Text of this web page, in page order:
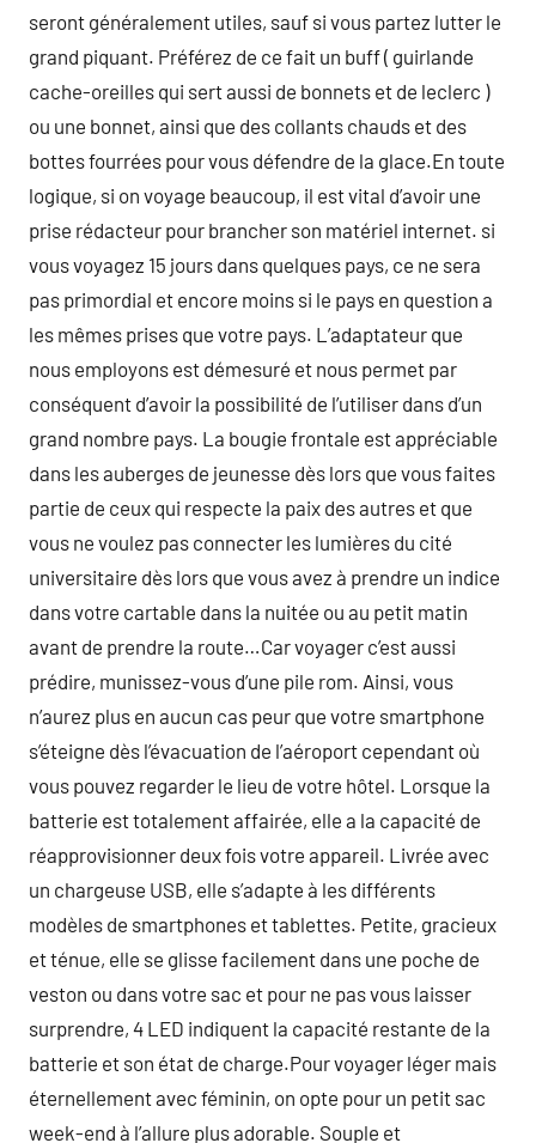
seront généralement utiles, sauf si vous partez lutter le
grand piquant. Préférez de ce fait un buff ( guirlande
cache-oreilles qui sert aussi de bonnets et de leclerc )
ou une bonnet, ainsi que des collants chauds et des
bottes fourrées pour vous défendre de la glace.En toute
logique, si on voyage beaucoup, il est vital d’avoir une
prise rédacteur pour brancher son matériel internet. si
vous voyagez 15 jours dans quelques pays, ce ne sera
pas primordial et encore moins si le pays en question a
les mêmes prises que votre pays. L’adaptateur que
nous employons est démesuré et nous permet par
conséquent d’avoir la possibilité de l’utiliser dans d’un
grand nombre pays. La bougie frontale est appréciable
dans les auberges de jeunesse dès lors que vous faites
partie de ceux qui respecte la paix des autres et que
vous ne voulez pas connecter les lumières du cité
universitaire dès lors que vous avez à prendre un indice
dans votre cartable dans la nuitée ou au petit matin
avant de prendre la route…Car voyager c’est aussi
prédire, munissez-vous d’une pile rom. Ainsi, vous
n’aurez plus en aucun cas peur que votre smartphone
s’éteigne dès l’évacuation de l’aéroport cependant où
vous pouvez regarder le lieu de votre hôtel. Lorsque la
batterie est totalement affairée, elle a la capacité de
réapprovisionner deux fois votre appareil. Livrée avec
un chargeuse USB, elle s’adapte à les différents
modèles de smartphones et tablettes. Petite, gracieux
et ténue, elle se glisse facilement dans une poche de
veston ou dans votre sac et pour ne pas vous laisser
surprendre, 4 LED indiquent la capacité restante de la
batterie et son état de charge.Pour voyager léger mais
éternellement avec féminin, on opte pour un petit sac
week-end à l’allure plus adorable. Souple et